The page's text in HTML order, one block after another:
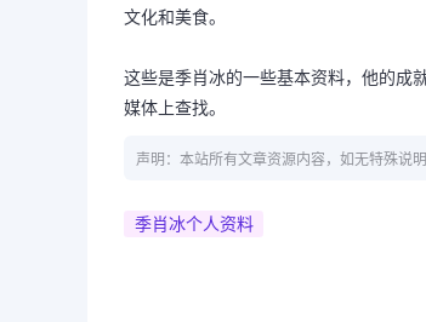
文化和美食。
这些是季肖冰的一些基本资料，他的成
媒体上查找。
声明：本站所有文章资源内容，如无特殊说
季肖冰个人资料